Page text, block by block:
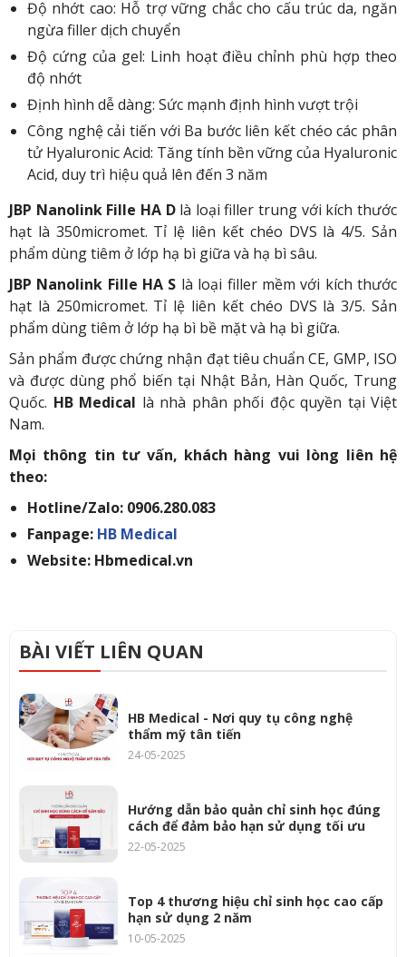
Độ nhớt cao: Hỗ trợ vững chắc cho cấu trúc da, ngăn
ngừa filler dịch chuyển
Độ cứng của gel: Linh hoạt điều chỉnh phù hợp theo
độ nhớt
Định hình dễ dàng: Sức mạnh định hình vượt trội
Công nghệ cải tiến với Ba bước liên kết chéo các phân
tử Hyaluronic Acid: Tăng tính bền vững của Hyaluronic
Acid, duy trì hiệu quả lên đến 3 năm
JBP Nanolink Fille HA Dlà loại filler trung với kích thước
hạt là 350micromet. Tỉ lệ liên kết chéo DVS là 4/5. Sản
phẩm dùng tiêm ở lớp hạ bì giữa và hạ bì sâu.
JBP Nanolink Fille HA S là loại filler mềm với kích thước
hạt là 250micromet. Tỉ lệ liên kết chéo DVS là 3/5. Sản
phẩm dùng tiêm ở lớp hạ bì bề mặt và hạ bì giữa.
Sản phẩm được chứng nhận đạt tiêu chuẩn CE, GMP, ISO
và được dùng phổ biến tại Nhật Bản, Hàn Quốc, Trung
Quốc. HB Medical là nhà phân phối độc quyền tại Việt
Nam.
Mọi thông tin tư vấn, khách hàng vui lòng liên hệ
theo:
Hotline/Zalo: 0906.280.083
Fanpage: HB Medical
Website: Hbmedical.vn
BÀI VIẾT LIÊN QUAN
HB Medical - Nơi quy tụ công nghệ
thẩm mỹ tân tiến
24-05-2025
Hướng dẫn bảo quản chỉ sinh học đúng
cách để đảm bảo hạn sử dụng tối ưu
22-05-2025
Top 4 thương hiệu chỉ sinh học cao cấp
hạn sử dụng 2 năm
10-05-2025